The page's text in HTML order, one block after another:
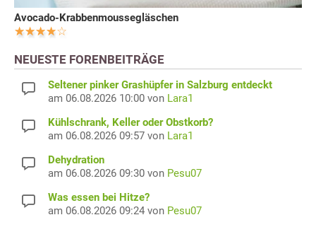
Avocado-Krabbenmoussegläschen
NEUESTE FORENBEITRÄGE
Seltener pinker Grashüpfer in Salzburg entdeckt
am 06.08.2026 10:00 von Lara1
Kühlschrank, Keller oder Obstkorb?
am 06.08.2026 09:57 von Lara1
Dehydration
am 06.08.2026 09:30 von Pesu07
Was essen bei Hitze?
am 06.08.2026 09:24 von Pesu07